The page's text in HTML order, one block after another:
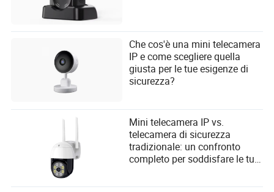
Che cos'è una mini telecamera
IP e come scegliere quella
giusta per le tue esigenze di
sicurezza?
Mini telecamera IP vs.
telecamera di sicurezza
tradizionale: un confronto
completo per soddisfare le tue
protezione